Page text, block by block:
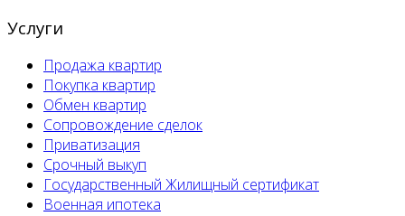
Услуги
Продажа квартир
Покупка квартир
Обмен квартир
Сопровождение сделок
Приватизация
Срочный выкуп
Государственный Жилищный сертификат
Военная ипотека